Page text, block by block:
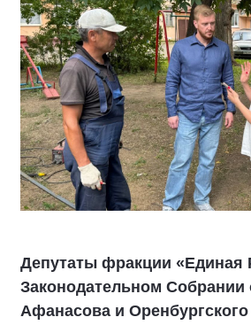
Депутаты фракции «Единая
Законодательном Собрании
Афанасова и Оренбургского